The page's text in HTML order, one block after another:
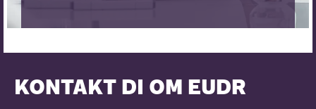
KONTAKT DI OM EUDR